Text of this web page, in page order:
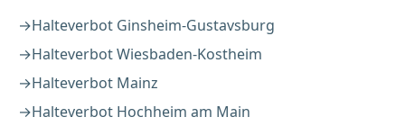
→Halteverbot Ginsheim-Gustavsburg
→HalteverbotWiesbaden-Kostheim
→Halteverbot Mainz
→Halteverbot Hochheim am Main